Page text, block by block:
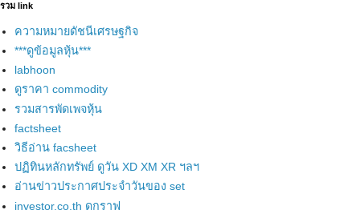
รวม link
ความหมายดัชนีเศรษฐกิจ
***ดูข้อมูลหุ้น***
labhoon
ดูราคา commodity
รวมสารพัดเพจหุ้น
factsheet
วิธีอ่าน facsheet
ปฏิทินหลักทรัพย์ ดูวัน XD XM XR ฯลฯ
อ่านข่าวประกาศประจำวันของ set
investor.co.th ดูกราฟ